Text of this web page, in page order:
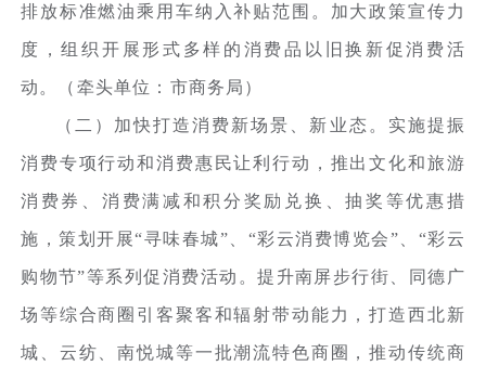
排放标准燃油乘用车纳入补贴范围。加大政策宣传力
度，组织开展形式多样的消费品以旧换新促消费活
动。（牵头单位：市商务局）
（二）加快打造消费新场景、新业态。实施提振
消费专项行动和消费惠民让利行动，推出文化和旅游
消费券、消费满减和积分奖励兑换、抽奖等优惠措
施，策划开展“寻味春城”、“彩云消费博览会”、“彩云
购物节”等系列促消费活动。提升南屏步行街、同德广
场等综合商圈引客聚客和辐射带动能力，打造西北新
城、云纺、南悦城等一批潮流特色商圈，推动传统商